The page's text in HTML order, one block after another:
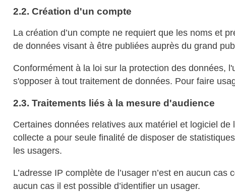
2.2. Création d'un compte
La création d’un compte ne requiert que les noms et
de données visant à être publiées auprès du grand
Conformément à la loi sur la protection des données,
s'opposer à tout traitement de données. Pour faire
2.3. Traitements liés à la mesure d'audience
Certaines données relatives aux matériel et logiciel
collecte a pour seule finalité de disposer de
les usagers.
L’adresse IP complète de l’usager n’est en aucun
aucun cas il est possible d’identifier un usager.